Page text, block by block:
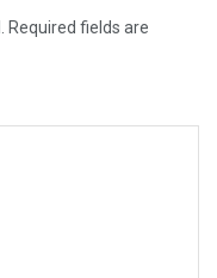
Required fields are